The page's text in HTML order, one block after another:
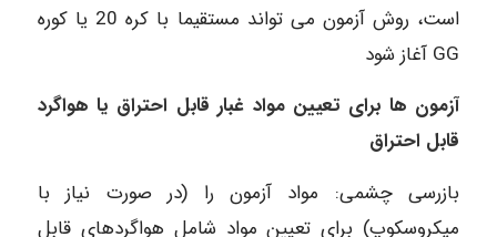
است، روش آزمون می تواند مستقیما با کره 20 یا کوره
GG آغاز شود
آزمون ها برای تعیین مواد غبار قابل احتراق یا هواگرد
قابل احتراق
بازرسی چشمی: مواد آزمون را (در صورت نیاز با
میکروسکوپ) برای تعیین مواد شامل هواگردهای قابل